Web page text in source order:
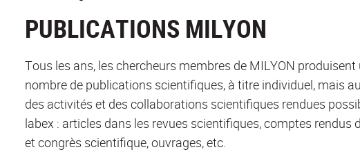
PUBLICATIONS MILYON
Tous les ans, les chercheurs membres de MILYON produisent
nombre de publications scientifiques, à titre individuel, mais
des activités et des collaborations scientifiques rendues
labex : articles dans les revues scientifiques, comptes rendus
et congrès scientifique, ouvrages, etc.